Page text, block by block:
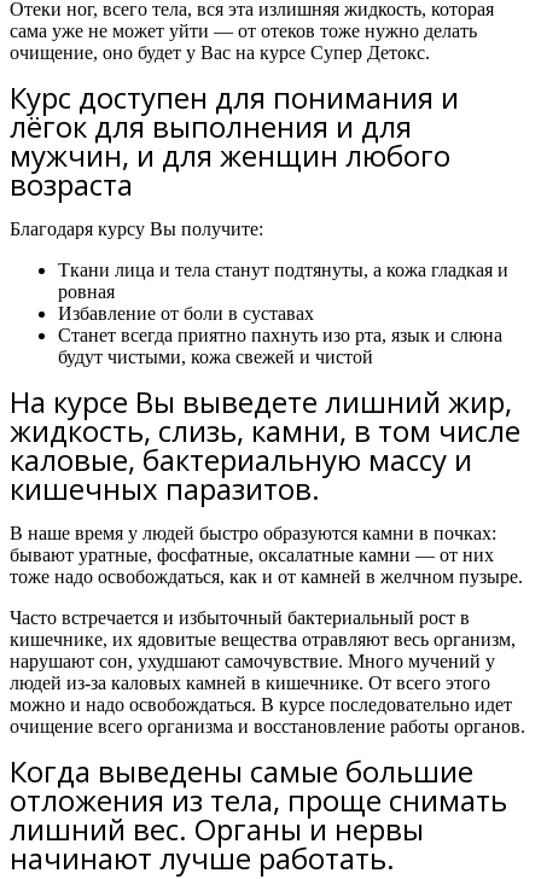
Отеки ног, всего тела, вся эта излишняя жидкость, которая
сама уже не может уйти — от отеков тоже нужно делать
очищение, оно будет у Вас на курсе Супер Детокс.
Курс доступен для понимания и
лёгок для выполнения и для
мужчин, и для женщин любого
возраста
Благодаря курсу Вы получите:
Ткани лица и тела станут подтянуты, а кожа гладкая и
ровная
Избавление от боли в суставах
Станет всегда приятно пахнуть изо рта, язык и слюна
будут чистыми, кожа свежей и чистой
На курсе Вы выведете лишний жир,
жидкость, слизь, камни, в том числе
каловые, бактериальную массу и
кишечных паразитов.
В наше время у людей быстро образуются камни в почках:
бывают уратные, фосфатные, оксалатные камни — от них
тоже надо освобождаться, как и от камней в желчном пузыре.
Часто встречается и избыточный бактериальный рост в
кишечнике, их ядовитые вещества отравляют весь организм,
нарушают сон, ухудшают самочувствие. Много мучений у
людей из-за каловых камней в кишечнике. От всего этого
можно и надо освобождаться. В курсе последовательно идет
очищение всего организма и восстановление работы органов.
Когда выведены самые большие
отложения из тела, проще снимать
лишний вес. Органы и нервы
начинают лучше работать.